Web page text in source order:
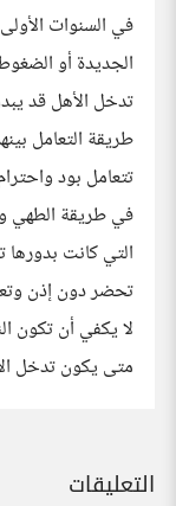
في السنوات
الجديدة أو
تدخل الأهل قد
طريقة التعامل
تتعامل بود
في طريقة الطهي
التي كانت
تحضر دون إذن
لا يكفي أن تكون
متى يكون تدخل
التعليقات